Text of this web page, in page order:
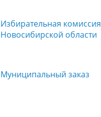
Избирательная комиссия
Новосибирской области
Муниципальный заказ